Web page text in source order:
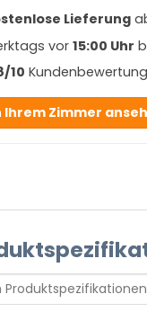
Lieferung
vor15:00 Uhr
10 Kundenbewertung
Ihrem Zimmer